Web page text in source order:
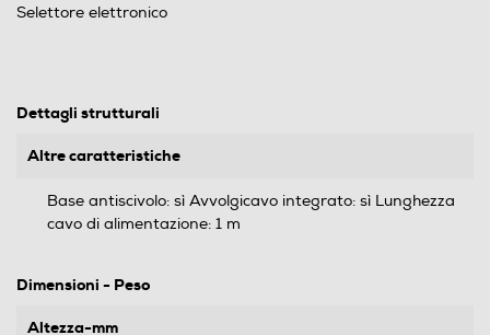
Selettore elettronico
Dettagli strutturali
Altre caratteristiche
Base antiscivolo: sì Avvolgicavo integrato: sì Lunghezza
cavo di alimentazione: 1 m
Dimensioni - Peso
Altezza-mm